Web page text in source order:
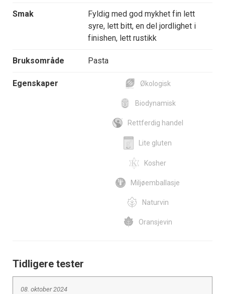
Smak
Fyldig med god mykhet fin lett
syre, lett bitt, en del jordlighet i
finishen, lett rustikk
Bruksområde Pasta
Egenskaper Økologisk
Biodynamisk
Rettferdig handel
Lite gluten
Kosher
Miljøemballasje
Naturvin
Oransjevin
Tidligere tester
08. oktober 2024